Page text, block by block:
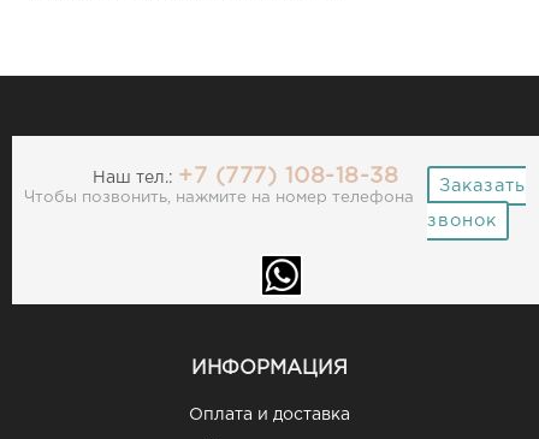
Наш тел.: +7 (777) 108-18-38
Чтобы позвонить, нажмите на номер телефона
Заказать
звонок
ИНФОРМАЦИЯ
Оплата и доставка